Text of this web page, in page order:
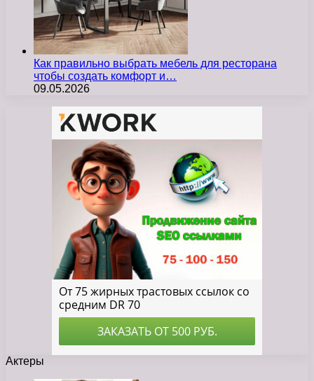
Как правильно выбрать мебель для ресторана
чтобы создать комфорт и…
09.05.2026
Актеры